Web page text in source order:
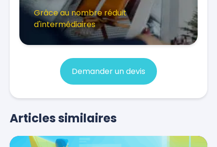
Grâce au nombre réduit
d'intermédiaires
Demander un devis
Articles similaires